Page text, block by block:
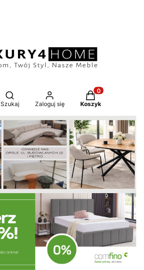
Otwórz wyszukiwarkę
Szukaj Zaloguj się
Produkty w
Koszyk